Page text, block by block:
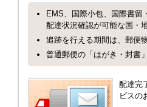
EMS、国際小包、国際書留
配達状況確認が可能な国・
追跡を行える期間は、郵便
普通郵便の「はがき・封書
配達完
ビスの